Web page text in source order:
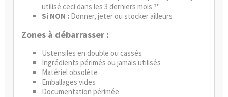
utilisé ceci dans les 3 derniers mois ?"
Si NON : Donner, jeter ou stocker ailleurs
Zones à débarrasser :
Ustensiles en double ou cassés
Ingrédients périmés ou jamais utilisés
Matériel obsolète
Emballages vides
Documentation périmée